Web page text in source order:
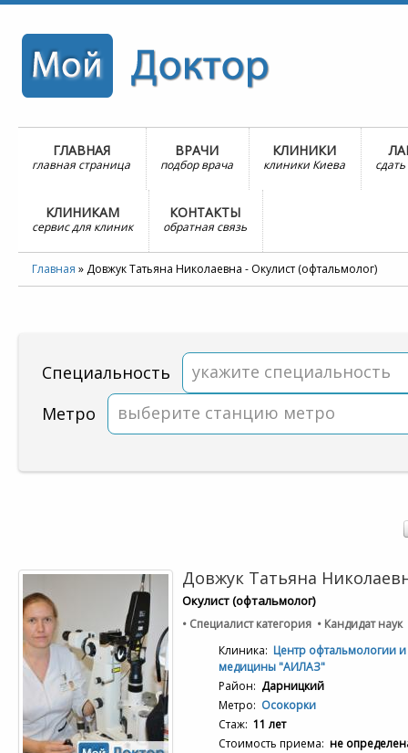
ГЛАВНАЯ
главная страница
ВРАЧИ
подбор врача
КЛИНИКИ
клиники Киева
КЛИНИКАМ
сервис для клиник
КОНТАКТЫ
обратная связь
Главная » Довжук Татьяна Николаевна - Окулист (офтальмолог)
Специальность
укажите специальность
Метро
выберите станцию метро
Довжук Татьяна
Окулист (офтальмолог)
• Специалист категория • Кандидат наук
Клиника: Центр офтальмологии и
медицины "АИЛАЗ"
Район: Дарницкий
Метро: Осокорки
Стаж: 11 лет
Стоимость приема: не